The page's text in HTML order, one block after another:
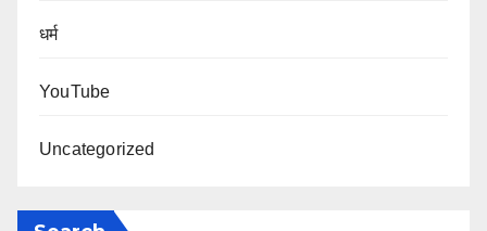
धर्म
YouTube
Uncategorized